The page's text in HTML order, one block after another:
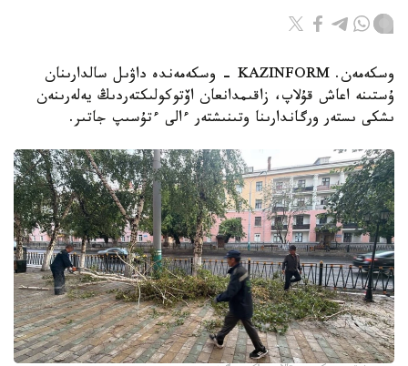
وسكەمەن. KAZINFORM - وسكەمەندە داۋىل سالدارىنان
ۇستىنە اعاش قۇلاپ، زاقىمدانعان اۆتوكولىكتەردىڭ يەلەرىنەن
ىشكى ىستەر ورگاندارىنا وتىنىشتەر ءالى ءتۇسىپ جاتىر.